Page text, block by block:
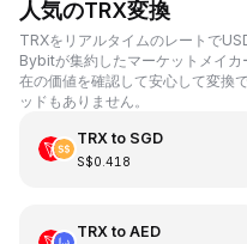
人気のTRX変換
TRXをリアルタイムのレートで
Bybitが集約したマーケットメイ
在の価値を確認して安心して変換
ッドもありません。
TRX to SGD
S$0.418
TRX to AED